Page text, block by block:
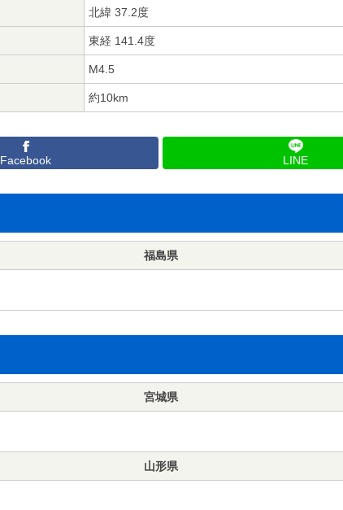
北緯 37.2度
東経 141.4度
M4.5
約10km
Facebook LINE
福島県
宮城県
山形県